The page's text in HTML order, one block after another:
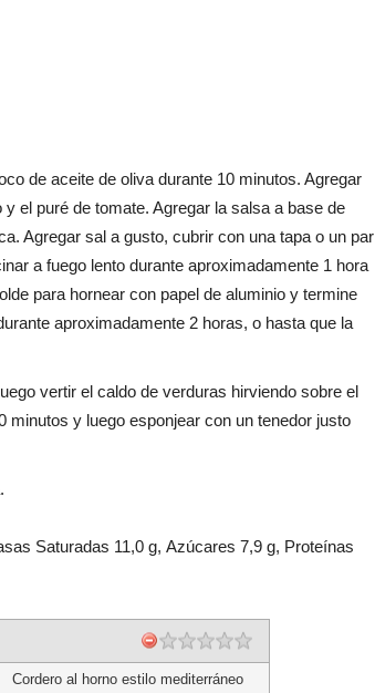
de aceite de oliva durante 10 minutos. Agregar
el puré de tomate. Agregar la salsa a base de
Agregar sal a gusto, cubrir con una tapa o un par
a fuego lento durante aproximadamente 1 hora
para hornear con papel de aluminio y termine
aproximadamente 2 horas, o hasta que la
vertir el caldo de verduras hirviendo sobre el
y luego esponjear con un tenedor justo
Saturadas 11,0 g, Azúcares 7,9 g, Proteínas
Cordero al horno estilo mediterráneo